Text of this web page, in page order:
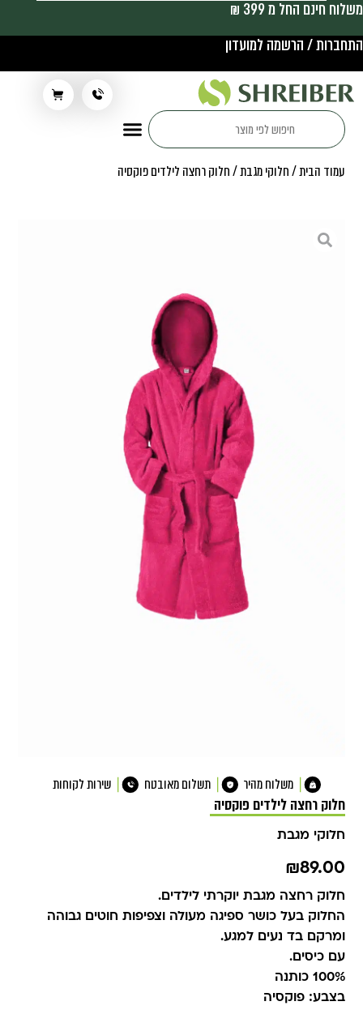
משלוח חינם החל מ 399 ₪
התחברות / הרשמה למועדון
עמוד הבית/חלוקי מגבת/ חלוק רחצה לילדים פוקסיה
משלוח מהיר תשלום מאובטח שירות לקוחות
חלוק רחצה לילדים פוקסיה
חלוקי מגבת
₪89.00
חלוק רחצה מגבת יוקרתי לילדים.
החלוק בעל כושר ספיגה מעולה וצפיפות חוטים גבוהה
ומרקם בד נעים למגע.
עם כיסים.
100% כותנה
בצבע: פוקסיה